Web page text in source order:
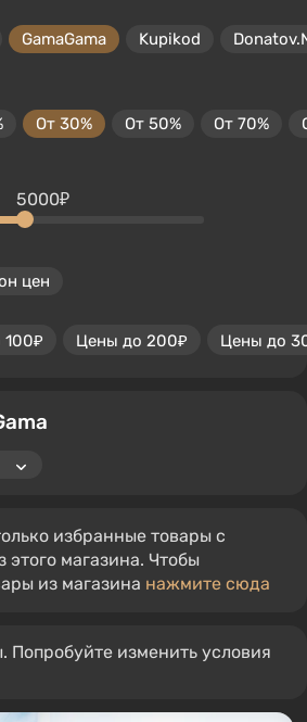
GamaGama Kupikod
От 30% От 50% От 70%
5000₽
цен
Цены до 200₽ Цены до
избранные товары с
магазина. Чтобы
из магазина нажмите сюда
Попробуйте изменить условия